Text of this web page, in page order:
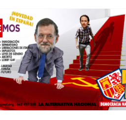
Facebook vuelve a
las cuentas de los
administradores de
Democracia
La época de la censura no terminó, sólo cambió
Portada